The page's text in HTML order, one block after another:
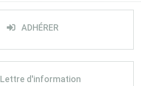
ADHÉRER
Lettre d'information